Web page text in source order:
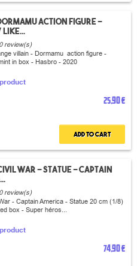
Action figure -
0 review(s)
villain - Dormamu action figure -
in box - Hasbro - 2020
25,90 €
Add to cart
War - Statue - Captain
0 review(s)
- Captain America - Statue 20 cm (1/8)
box - Super héros...
74,90 €